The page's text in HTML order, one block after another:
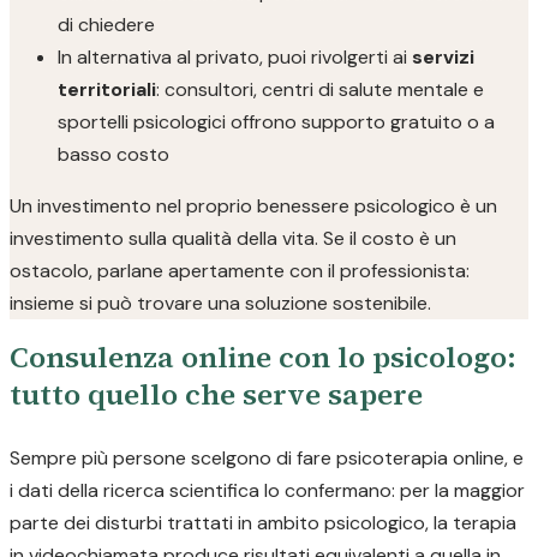
di chiedere
In alternativa al privato, puoi rivolgerti ai servizi
territoriali: consultori, centri di salute mentale e
sportelli psicologici offrono supporto gratuito o a
basso costo
Un investimento nel proprio benessere psicologico è un
investimento sulla qualità della vita. Se il costo è un
ostacolo, parlane apertamente con il professionista:
insieme si può trovare una soluzione sostenibile.
Consulenza online con lo psicologo:
tutto quello che serve sapere
Sempre più persone scelgono di fare psicoterapia online, e
i dati della ricerca scientifica lo confermano: per la maggior
parte dei disturbi trattati in ambito psicologico, la terapia